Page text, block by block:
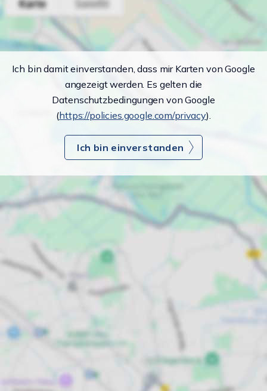
Ich bin damit einverstanden, dass mir Karten von Google
angezeigt werden. Es gelten die
Datenschutzbedingungen von Google
(https://policies.google.com/privacy).
Ich bin einverstanden